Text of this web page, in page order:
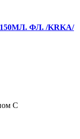
ФЛ. /KRKA/
С